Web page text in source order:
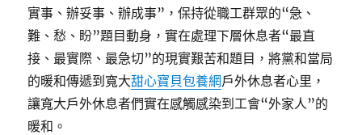
實事、辦妥事、辦成事”，保持從職工群眾的“急、
難、愁、盼”題目動身，實在處理下層休息者“最直
接、最實際、最急切”的現實艱苦和題目，將黨和當局
的暖和傳遞到寬大甜心寶貝包養網戶外休息者心里，
讓寬大戶外休息者們實在感觸感染到工會“外家人”的
暖和。